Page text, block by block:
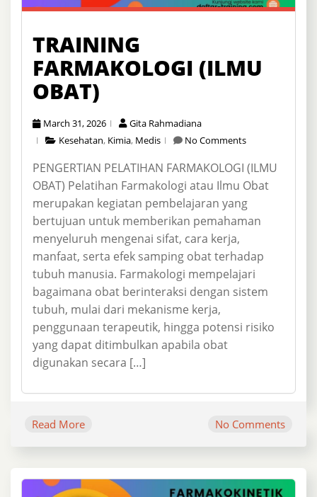
TRAINING
FARMAKOLOGI (ILMU
OBAT)
March 31, 2026
Gita Rahmadiana
Kesehatan, Kimia, Medis No Comments
PENGERTIAN PELATIHAN FARMAKOLOGI (ILMU
OBAT) Pelatihan Farmakologi atau Ilmu Obat
merupakan kegiatan pembelajaran yang
bertujuan untuk memberikan pemahaman
menyeluruh mengenai sifat, cara kerja,
manfaat, serta efek samping obat terhadap
tubuh manusia. Farmakologi mempelajari
bagaimana obat berinteraksi dengan sistem
tubuh, mulai dari mekanisme kerja,
penggunaan terapeutik, hingga potensi risiko
yang dapat ditimbulkan apabila obat
digunakan secara […]
Read More No Comments